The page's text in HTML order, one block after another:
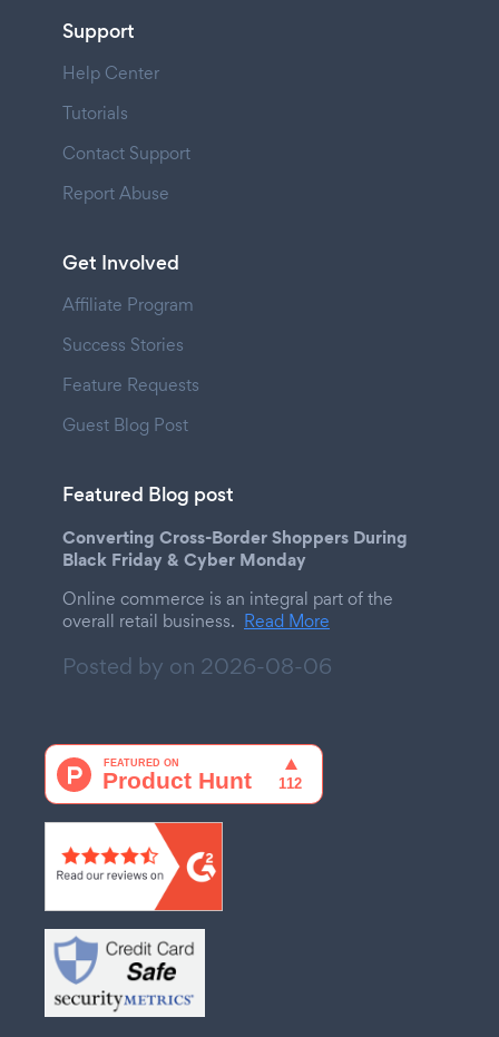
Support
Help Center
Tutorials
Contact Support
Report Abuse
Get Involved
Affiliate Program
Success Stories
Feature Requests
Guest Blog Post
Featured Blog post
Converting Cross-Border Shoppers During
Black Friday & Cyber Monday
Online commerce is an integral part of the
overall retail business. Read More
Posted by on 2026-08-06